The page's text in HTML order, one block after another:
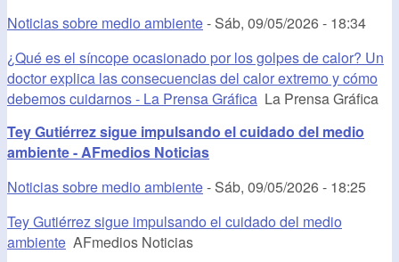
Noticias sobre medio ambiente- Sáb, 09/05/2026 - 18:34
¿Qué es el síncope ocasionado por los golpes de calor? Un
doctor explica las consecuencias del calor extremo y cómo
debemos cuidarnos - La Prensa Gráfica La Prensa Gráfica
Tey Gutiérrez sigue impulsando ‎el cuidado del medio
ambiente - AFmedios Noticias
Noticias sobre medio ambiente- Sáb, 09/05/2026 - 18:25
Tey Gutiérrez sigue impulsando ‎el cuidado del medio
ambiente AFmedios Noticias